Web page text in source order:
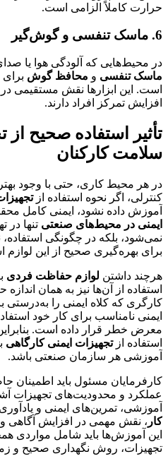
حرارت کاملاً الزامی است.
6. ماسک تنفسی و گوش‌گیر
در محیط‌هایی که آلودگی هوا یا صدای
ماسک تنفسی و محافظ گوش
است. این ابزارها نقش مستقیمی در
افزایش تمرکز افراد دارند.
تأثیر استفاده صحیح از
سلامت کارکنان
در هر محیط کاری، حتی با وجود
کنترلی، اگر نحوه استفاده از
آموزش داده نشود، ایمنی کامل
ایمنی در محیط‌های صنعتی تنها در
نمی‌شود، بلکه در چگونگی
برای بهره‌گیری صحیح از این لوازم
هرچند داشتن لوازم حفاظت فردی
استفاده از آن‌ها نیز به همان
کارگری که کلاه ایمنی را
ایمنی نامناسب برای کار خود
معرض خطر قرار داده است.
استفاده ازتجهیزات ایمنی کارگاهی
آموزشی هر سازمان صنعتی باشد.
کارفرمایان مسئول باید اطمینان
عملکرد و محدودیت‌های تجهیزات
آموزشی، تمرین‌های ایمنی و
کار ، نقش مهمی در افزایش آگاهی
این آموزش‌ها باید شامل مواردی
تجهیزات، روش نگهداری صحیح و